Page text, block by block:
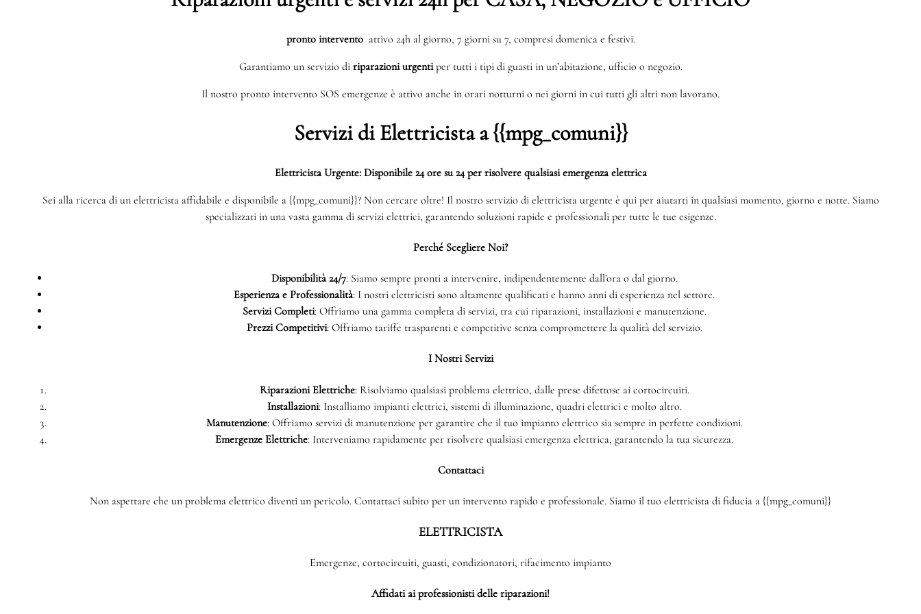
pronto intervento attivo 24h al giorno, 7 giorni su 7, compresi domenica e festivi.
Garantiamo un servizio di riparazioni urgentiper tutti i tipi di guasti in un’abitazione, ufficio o negozio.
Il nostro pronto intervento SOS emergenze è attivo anche in orari notturni o nei giorni in cui tutti gli altri non lavorano.
Servizi di Elettricista a {{mpg_comuni}}
Elettricista Urgente: Disponibile 24 ore su 24 per risolvere qualsiasi emergenza elettrica
Sei alla ricerca di un elettricista affidabile e disponibile a {{mpg_comuni}}? Non cercare oltre! Il nostro servizio di elettricista urgente è qui per aiutarti in qualsiasi momento, giorno e notte. Siamo
specializzati in una vasta gamma di servizi elettrici, garantendo soluzioni rapide e professionali per tutte le tue esigenze.
Perché Scegliere Noi?
Disponibilità 24/7: Siamo sempre pronti a intervenire, indipendentemente dall’ora o dal giorno.
Esperienza e Professionalità: I nostri elettricisti sono altamente qualificati e hanno anni di esperienza nel settore.
Servizi Completi: Offriamo una gamma completa di servizi, tra cui riparazioni, installazioni e manutenzione.
Prezzi Competitivi: Offriamo tariffe trasparenti e competitive senza compromettere la qualità del servizio.
I Nostri Servizi
Riparazioni Elettriche: Risolviamo qualsiasi problema elettrico, dalle prese difettose ai cortocircuiti.
Installazioni: Installiamo impianti elettrici, sistemi di illuminazione, quadri elettrici e molto altro.
Manutenzione: Offriamo servizi di manutenzione per garantire che il tuo impianto elettrico sia sempre in perfette condizioni.
Emergenze Elettriche: Interveniamo rapidamente per risolvere qualsiasi emergenza elettrica, garantendo la tua sicurezza.
Contattaci
Non aspettare che un problema elettrico diventi un pericolo. Contattaci subito per un intervento rapido e professionale. Siamo il tuo elettricista di fiducia a {{mpg_comuni}}
ELETTRICISTA
Emergenze, cortocircuiti, guasti, condizionatori, rifacimento impianto
Affidati ai professionisti delle riparazioni!